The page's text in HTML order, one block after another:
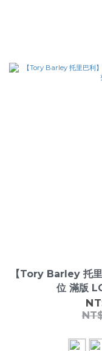
【Tory Barley 托
位 滿版